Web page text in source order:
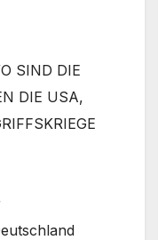
SIND DIE
DIE USA,